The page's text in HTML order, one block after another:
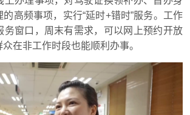
高频事项，实行“延时+错时”服务。工作
务窗口，周末有需求，可以网上预约开放
在非工作时段也能顺利办事。